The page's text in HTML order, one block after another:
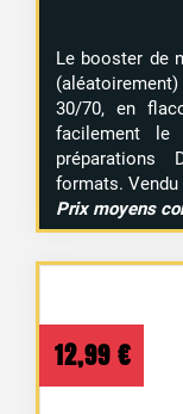
Le booster de
30/70, en
facilement
préparations
formats. Vendu
Prix moyens
12,99 €